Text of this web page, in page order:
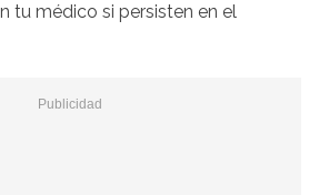
tu médico si persisten en el